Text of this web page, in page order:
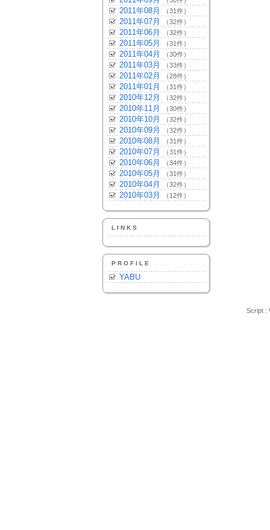
2011年08月 （31件）
2011年07月 （32件）
2011年06月 （32件）
2011年05月 （31件）
2011年04月 （30件）
2011年03月 （33件）
2011年02月 （28件）
2011年01月 （31件）
2010年12月 （32件）
2010年11月 （30件）
2010年10月 （32件）
2010年09月 （32件）
2010年08月 （31件）
2010年07月 （31件）
2010年06月 （34件）
2010年05月 （31件）
2010年04月 （32件）
2010年03月 （12件）
LINKS
PROFILE
YABU
Script :